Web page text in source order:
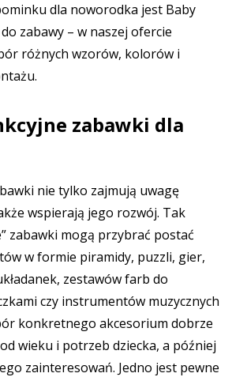
dla noworodka jest Baby
zabawy – w naszej ofercie
różnych wzorów, kolorów i
zabawki dla
nie tylko zajmują uwagę
wspierają jego rozwój. Tak
zabawki mogą przybrać postać
w formie piramidy, puzzli, gier,
zestawów farb do
czy instrumentów muzycznych
konkretnego akcesorium dobrze
wieku i potrzeb dziecka, a później
zainteresowań. Jedno jest pewne